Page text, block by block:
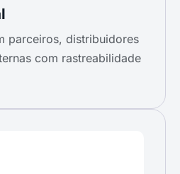
parceiros, distribuidores
com rastreabilidade